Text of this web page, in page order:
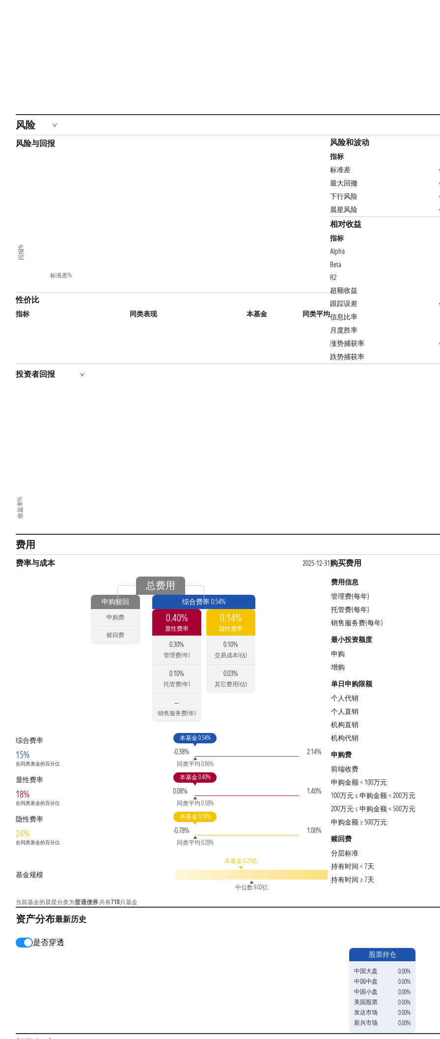
风险
风险与回报
标准差%
回报%
性价比
指标 同类表现 本基金 同类平均
风险和波动
指标
标准差
最大回撤
下行风险
晨星风险
相对收益
指标
Alpha
Beta
R2
超额收益
跟踪误差
信息比率
月度胜率
涨势捕获率
跌势捕获率
投资者回报
收益率%
费用
费率与成本 2025-12-31
总费用
申购赎回
申购费
赎回费
综合费率 0.54%
0.40%
显性费率
0.30%
管理费(年)
0.10%
托管费(年)
—
销售服务费(年)
0.14%
隐性费率
0.10%
交易成本(估)
0.03%
其它费用(估)
综合费率
15%
在同类基金的百分位
-0.38%
本基金 0.54%
同类平均 0.86%
2.14%
显性费率
18%
在同类基金的百分位
0.08%
本基金 0.40%
同类平均 0.58%
1.40%
隐性费率
24%
在同类基金的百分位
-0.78%
本基金 0.14%
同类平均 0.28%
1.00%
基金规模
本基金 6.21亿
中位数 8.02亿
当前基金的晨星分类为普通债券共有718只基金
购买费用
费用信息
管理费(每年)
托管费(每年)
销售服务费(每年)
最小投资额度
申购
增购
单日申购限额
个人代销
个人直销
机构直销
机构代销
申购费
前端收费
申购金额 < 100万元
100万元 ≤ 申购金额 < 200万元
200万元 ≤ 申购金额 < 500万元
申购金额 ≥ 500万元
赎回费
分层标准
持有时间 < 7天
持有时间 ≥ 7天
资产分布最新历史
是否穿透
股票持仓
中国大盘
0.00%
中国中盘
0.00%
中国小盘
0.00%
美国股票
0.00%
发达市场
0.00%
新兴市场
0.00%